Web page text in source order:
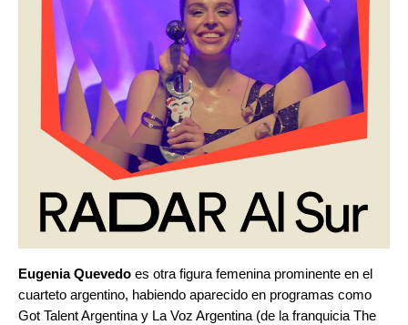
Eugenia Quevedo es otra figura femenina prominente en el
cuarteto argentino, habiendo aparecido en programas como
Got Talent Argentina y La Voz Argentina (de la franquicia The